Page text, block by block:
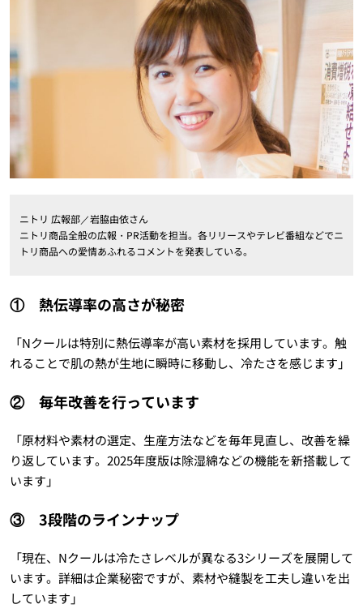
ニトリ 広報部／岩脇由依さん
ニトリ商品全般の広報・PR活動を担当。各リリースやテレビ番組などでニ
トリ商品への愛情あふれるコメントを発表している。
① 熱伝導率の高さが秘密
「Nクールは特別に熱伝導率が高い素材を採用しています。触
れることで肌の熱が生地に瞬時に移動し、冷たさを感じます」
② 毎年改善を行っています
「原材料や素材の選定、生産方法などを毎年見直し、改善を繰
り返しています。2025年度版は除湿綿などの機能を新搭載して
います」
③ 3段階のラインナップ
「現在、Nクールは冷たさレベルが異なる3シリーズを展開して
います。詳細は企業秘密ですが、素材や縫製を工夫し違いを出
しています」